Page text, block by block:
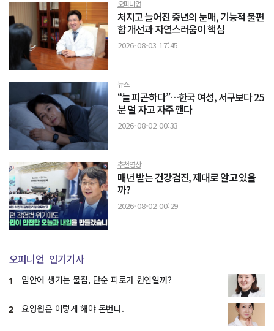
오피니언
처지고 늘어진 중년의 눈매, 기능적 불편
함 개선과 자연스러움이 핵심
2026-08-03 17:45
뉴스
“늘 피곤하다”…한국 여성, 서구보다 25
분 덜 자고 자주 깬다
2026-08-02 00:33
추천영상
매년 받는 건강검진, 제대로 알고 있을
까?
2026-08-02 00:29
오피니언 인기기사
1 입안에 생기는 물집, 단순 피로가 원인일까?
2 요양원은 이렇게 해야 돈번다.